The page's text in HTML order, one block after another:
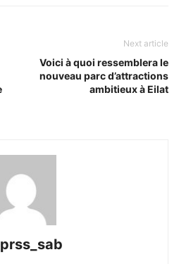
Next article
Voici à quoi ressemblera le
nouveau parc d’attractions
ambitieux à Eilat